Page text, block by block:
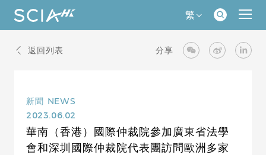
繁
返回列表 分享
新聞 NEWS
2023.06.02
華南（香港）國際仲裁院參加廣東省法學
會和深圳國際仲裁院代表團訪問歐洲多家